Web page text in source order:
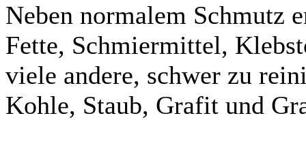
Neben normalem Schmutz
Fette, Schmiermittel,
viele andere, schwer zu
Kohle, Staub, Grafit und